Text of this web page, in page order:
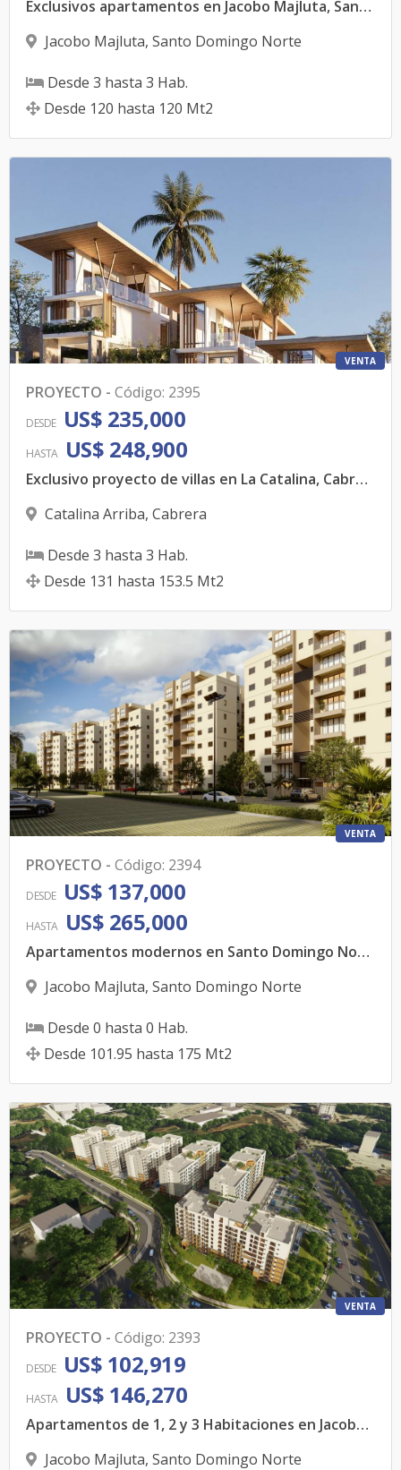
Exclusivos apartamentos en Jacobo Majluta, Santo Domingo Norte
Jacobo Majluta, Santo Domingo Norte
Desde 3 hasta 3 Hab.
Desde 120 hasta 120 Mt2
VENTA
PROYECTO - Código: 2395
DESDE US$ 235,000
HASTA US$ 248,900
Exclusivo proyecto de villas en La Catalina, Cabrera
Catalina Arriba, Cabrera
Desde 3 hasta 3 Hab.
Desde 131 hasta 153.5 Mt2
VENTA
PROYECTO - Código: 2394
DESDE US$ 137,000
HASTA US$ 265,000
Apartamentos modernos en Santo Domingo Norte, ubicados estratégicamente en la Av. Jacobo Majluta
Jacobo Majluta, Santo Domingo Norte
Desde 0 hasta 0 Hab.
Desde 101.95 hasta 175 Mt2
VENTA
PROYECTO - Código: 2393
DESDE US$ 102,919
HASTA US$ 146,270
Apartamentos de 1, 2 y 3 Habitaciones en Jacobo Majluta
Jacobo Majluta, Santo Domingo Norte